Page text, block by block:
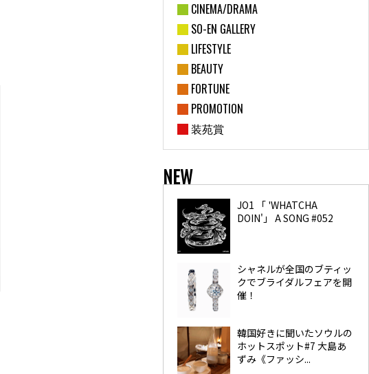
CINEMA/DRAMA
SO-EN GALLERY
LIFESTYLE
BEAUTY
FORTUNE
PROMOTION
装苑賞
NEW
JO1 「 'WHATCHA
DOIN'」 A SONG #052
シャネルが全国のブティッ
クでブライダルフェアを開
催！
韓国好きに聞いたソウルの
ホットスポット#7 大島あ
ずみ《ファッシ...